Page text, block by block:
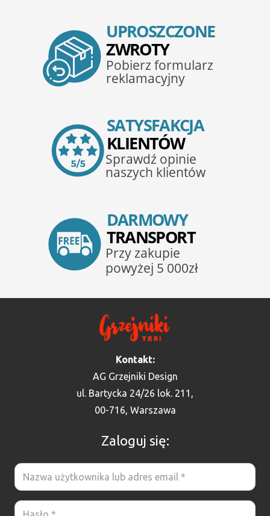
Kontakt:
AG Grzejniki Design
ul. Bartycka 24/26 lok. 211,
00-716, Warszawa
Zaloguj się: